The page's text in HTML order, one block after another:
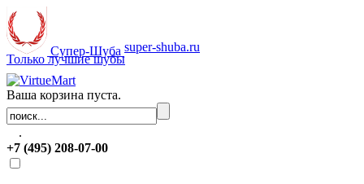
Супер-Шуба super-shuba.ru
Только лучшие шубы
Ваша корзина пуста.
.
+7 (495) 208-07-00